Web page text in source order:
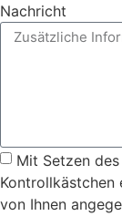
Nachricht
Mit Setzen
Kontrollkästchen
von Ihnen